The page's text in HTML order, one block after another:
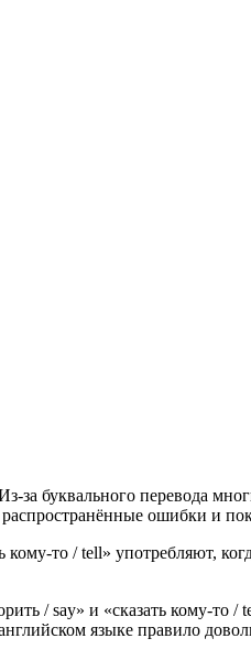
буквального перевода
ошибки и
то / tell» употребляют,
/ say» и «сказать кому-то /
языке правило